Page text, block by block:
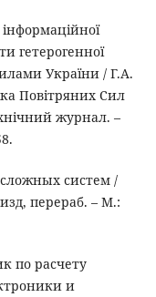
гетерогенної
України / Г.А.
Повітряних Сил
журнал. –
систем /
перераб. – М.:
по расчету
и